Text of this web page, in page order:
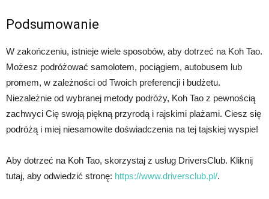
Podsumowanie
W zakończeniu, istnieje wiele sposobów, aby dotrzeć na Koh Tao.
Możesz podróżować samolotem, pociągiem, autobusem lub
promem, w zależności od Twoich preferencji i budżetu.
Niezależnie od wybranej metody podróży, Koh Tao z pewnością
zachwyci Cię swoją piękną przyrodą i rajskimi plażami. Ciesz się
podróżą i miej niesamowite doświadczenia na tej tajskiej wyspie!
Aby dotrzeć na Koh Tao, skorzystaj z usług DriversClub. Kliknij
tutaj, aby odwiedzić stronę: https://www.driversclub.pl/.